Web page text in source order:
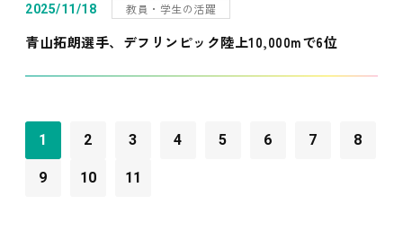
2025/11/18 教員・学生の活躍
青山拓朗選手、デフリンピック陸上10,000mで6位
1 2 3 4 5 6 7 8
9 10 11